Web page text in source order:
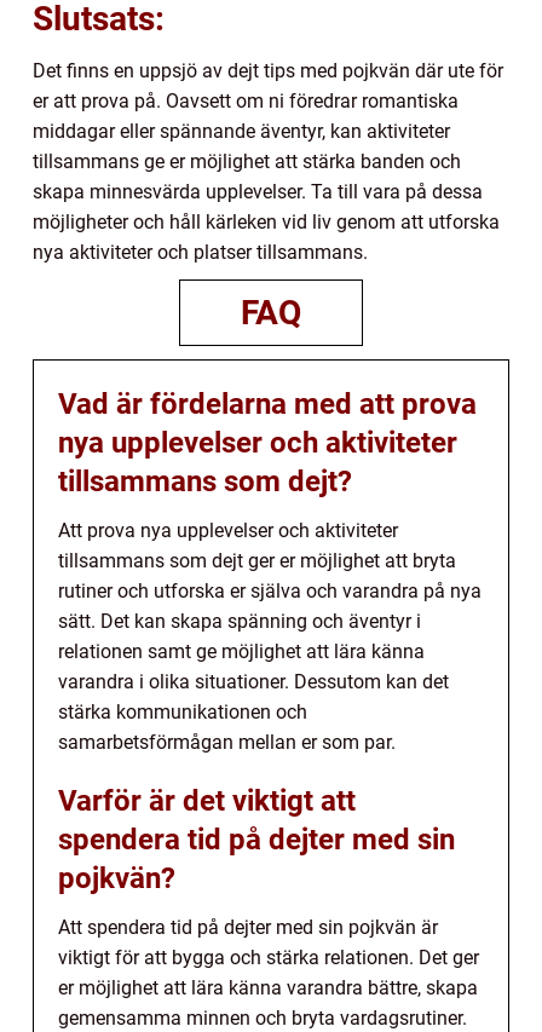
Slutsats:
Det finns en uppsjö av dejt tips med pojkvän där ute för
er att prova på. Oavsett om ni föredrar romantiska
middagar eller spännande äventyr, kan aktiviteter
tillsammans ge er möjlighet att stärka banden och
skapa minnesvärda upplevelser. Ta till vara på dessa
möjligheter och håll kärleken vid liv genom att utforska
nya aktiviteter och platser tillsammans.
FAQ
Vad är fördelarna med att prova
nya upplevelser och aktiviteter
tillsammans som dejt?
Att prova nya upplevelser och aktiviteter
tillsammans som dejt ger er möjlighet att bryta
rutiner och utforska er själva och varandra på nya
sätt. Det kan skapa spänning och äventyr i
relationen samt ge möjlighet att lära känna
varandra i olika situationer. Dessutom kan det
stärka kommunikationen och
samarbetsförmågan mellan er som par.
Varför är det viktigt att
spendera tid på dejter med sin
pojkvän?
Att spendera tid på dejter med sin pojkvän är
viktigt för att bygga och stärka relationen. Det ger
er möjlighet att lära känna varandra bättre, skapa
gemensamma minnen och bryta vardagsrutiner.